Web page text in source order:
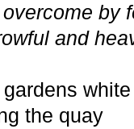
by
and
the quay